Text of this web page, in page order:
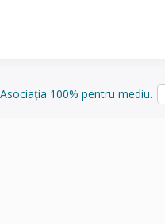
Asociația 100% pentru mediu.